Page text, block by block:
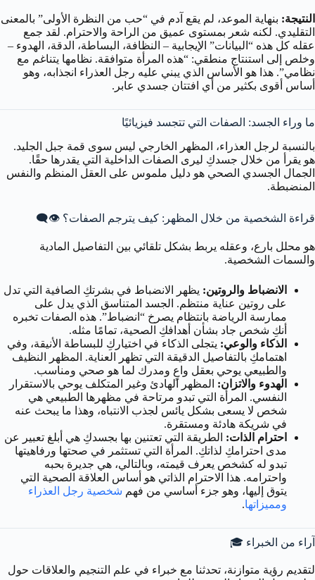
النتيجة: بنهاية الموعد، لم يقع آدم في “حب من النظرة الأولى” بالمعنى
التقليدي. لكنه شعر بمستوى عميق من الراحة والاحترام. لقد جمع
عقله كل هذه “البيانات” الإيجابية – النظافة، البساطة، الدقة، الهدوء –
وخلص إلى استنتاج منطقي: “هذه المرأة متوافقة. نظامها يتناغم مع
نظامي”. هذا هو الأساس الذي يبني عليه رجل العذراء انجذابه، وهو
أساس أقوى بكثير من أي افتتان جسدي عابر.
ما وراء الجسد: الصفات التي تتجسد فيزيائيًا
بالنسبة لرجل العذراء، المظهر الخارجي ليس سوى قمة جبل الجليد.
هو يقرأ من خلال جسدكِ ليرى الصفات الداخلية التي يقدرها حقًا.
الجمال الجسدي الصحي هو دليل ملموس على العقل المنظم والنفس
المنضبطة.
قراءة الشخصية من خلال المظهر: كيف يترجم الصفات؟ 👁️‍🗨️
هو محلل بارع، وعقله يربط بشكل تلقائي بين التفاصيل المادية
والسمات الشخصية.
الانضباط والروتين: يظهر الانضباط في بشرتكِ الصافية التي تدل
على روتين عناية منتظم. الجسد المتناسق الذي يدل على
ممارسة الرياضة بانتظام يصرخ “انضباط”. هذه الصفات تخبره
أنكِ شخص جاد بشأن أهدافكِ الصحية، تمامًا مثله.
الذكاء والوعي: يتجلى الذكاء في اختياركِ للبساطة الأنيقة، وفي
اهتمامكِ بالتفاصيل الدقيقة التي تظهر العناية. المظهر النظيف
والطبيعي يوحي بعقل واعٍ ومدرك لما هو صحي ومناسب.
الهدوء والاتزان: المظهر الهادئ وغير المتكلف يوحي بالاستقرار
النفسي. المرأة التي تبدو مرتاحة في مظهرها الطبيعي هي
شخص لا يسعى بشكل يائس لجذب الانتباه، وهذا ما يبحث عنه
في شريكة هادئة ومستقرة.
احترام الذات: الطريقة التي تعتنين بها بجسدكِ هي أبلغ تعبير عن
مدى احترامكِ لذاتكِ. المرأة التي تستثمر في صحتها ورفاهيتها
تبدو له كشخص يعرف قيمته، وبالتالي، هي جديرة بحبه
واحترامه. هذا الاحترام الذاتي هو أساس العلاقة الصحية التي
يتوق إليها، وهو جزء أساسي من فهم شخصية رجل العذراء
ومميزاتها.
آراء من الخبراء 🎓
لتقديم رؤية متوازنة، تحدثنا مع خبراء في علم التنجيم والعلاقات حول